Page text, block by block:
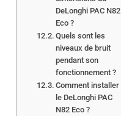
DeLonghi PAC N82
Eco ?
Quels sont les
niveaux de bruit
pendant son
fonctionnement ?
Comment installer
le DeLonghi PAC
N82 Eco ?